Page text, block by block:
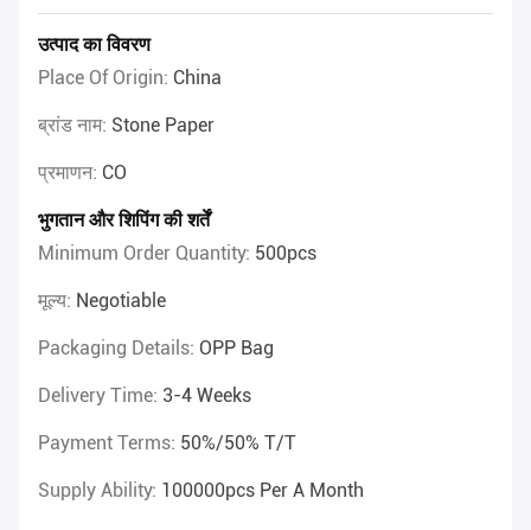
उत्पाद का विवरण
Place Of Origin: China
ब्रांड नाम: Stone Paper
प्रमाणन: CO
भुगतान और शिपिंग की शर्तें
Minimum Order Quantity: 500pcs
मूल्य: Negotiable
Packaging Details: OPP Bag
Delivery Time: 3-4 Weeks
Payment Terms: 50%/50% T/T
Supply Ability: 100000pcs Per A Month